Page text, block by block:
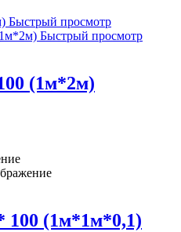
Быстрый просмотр
Быстрый просмотр
(1м*2м)
100 (1м*1м*0,1)